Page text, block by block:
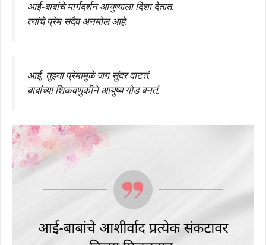
आई-बाबांचे मार्गदर्शन आयुष्याला दिशा देतात.
त्यांचे प्रेम सदैव अनमोल आहे.
आई, तुझ्या प्रेमामुळे जग सुंदर वाटतं.
बाबांच्या शिकवणुकीने आयुष्य गोड बनतं.